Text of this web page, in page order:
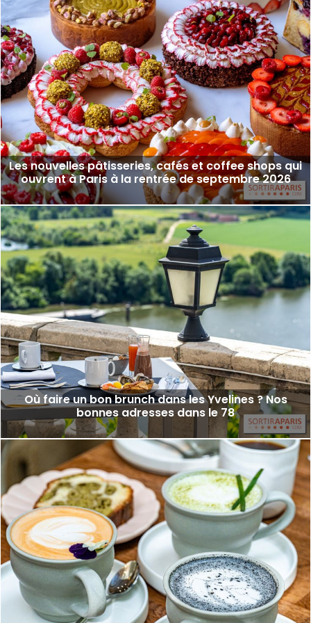
Les nouvelles pâtisseries, cafés et coffee shops qui
ouvrent à Paris à la rentrée de septembre 2026
Où faire un bon brunch dans les Yvelines ? Nos
bonnes adresses dans le 78